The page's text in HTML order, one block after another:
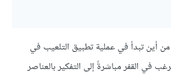
أين تبدأ في عملية تطبيق التلعيب في
في القفر مباشرةً إلى التفكير بالعناصر